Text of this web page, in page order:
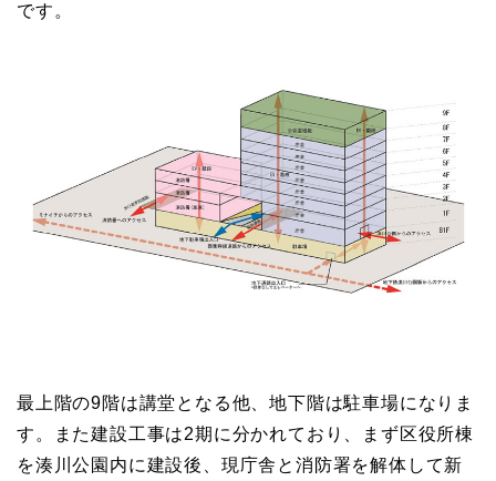
です。
最上階の9階は講堂となる他、地下階は駐車場になりま
す。また建設工事は2期に分かれており、まず区役所棟
を湊川公園内に建設後、現庁舎と消防署を解体して新